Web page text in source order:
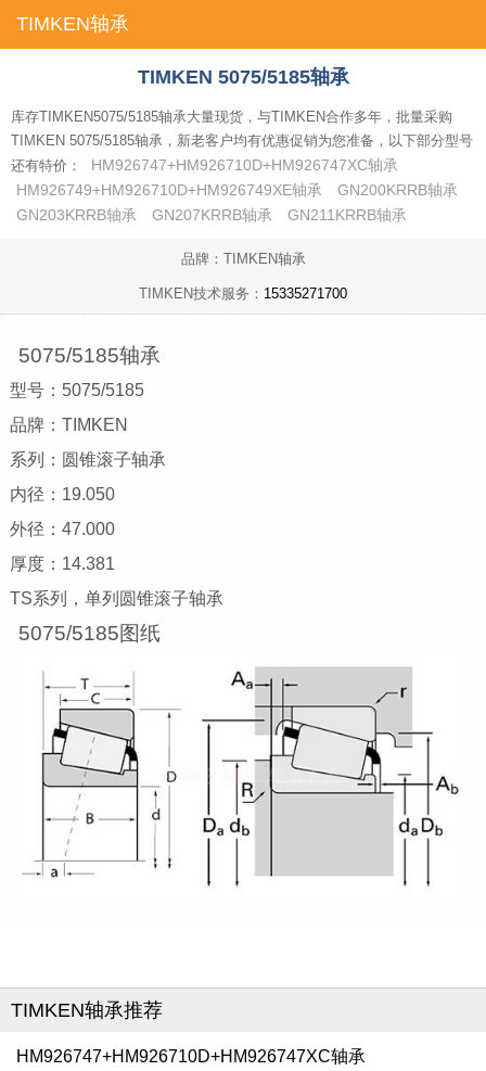
TIMKEN轴承
首页
TIMKEN 5075/5185轴承
库存TIMKEN5075/5185轴承大量现货，与TIMKEN合作多年，批量采购
TIMKEN 5075/5185轴承，新老客户均有优惠促销为您准备，以下部分型号
还有特价：
HM926747+HM926710D+HM926747XC轴承
HM926749+HM926710D+HM926749XE轴承
GN200KRRB轴承
GN203KRRB轴承
GN207KRRB轴承 GN211KRRB轴承
品牌：TIMKEN轴承
TIMKEN技术服务： 15335271700
5075/5185轴承
型号：5075/5185
品牌：TIMKEN
系列：圆锥滚子轴承
内径：19.050
外径：47.000
厚度：14.381
TS系列，单列圆锥滚子轴承
5075/5185图纸
TIMKEN轴承推荐
HM926747+HM926710D+HM926747XC轴承